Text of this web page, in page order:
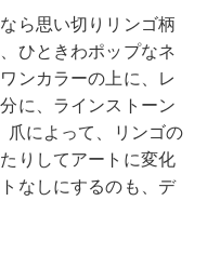
ら思い切りリンゴ柄
ひときわポップなネ
ンカラーの上に、レ
に、ラインストーン
爪によって、リンゴの
りしてアートに変化
なしにするのも、デ